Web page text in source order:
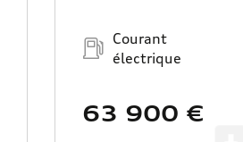
Courant
électrique
63 900 €